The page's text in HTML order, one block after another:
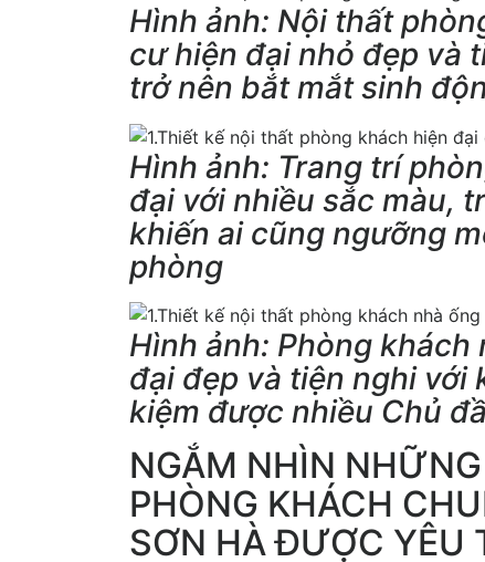
Hình ảnh: Nội thất
cư hiện đại nhỏ đẹp và
trở nên bắt mắt sinh
Hình ảnh: Trang trí
đại với nhiều sắc màu,
khiến ai cũng ngưỡng
phòng
Hình ảnh: Phòng
đại đẹp và tiện nghi với
kiệm được nhiều Chủ
NGẮM NHÌN
PHÒNG KHÁCH
SƠN HÀ ĐƯỢC YÊU